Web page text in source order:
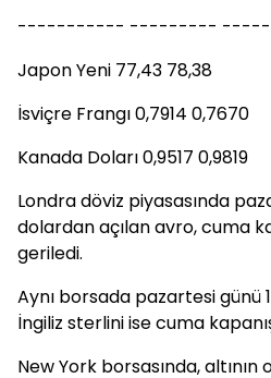
----------- ---------
Japon Yeni 77,43 78,38
İsviçre Frangı 0,7914 0,7670
Kanada Doları 0,9517 0,9819
Londra döviz piyasasında
dolardan açılan avro, cuma
geriledi.
Aynı borsada pazartesi günü
İngiliz sterlini ise cuma
New York borsasında,